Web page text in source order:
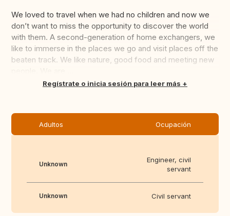
We loved to travel when we had no children and now we
don’t want to miss the opportunity to discover the world
with them. A second-generation of home exchangers, we
like to immerse in the places we go and visit places off the
beaten track. We like nature, good food and meeting new
TraducirRegístrate o inicia sesión para leer más
Adultos Ocupación
Unknown
Engineer, civil
servant
Unknown Civil servant